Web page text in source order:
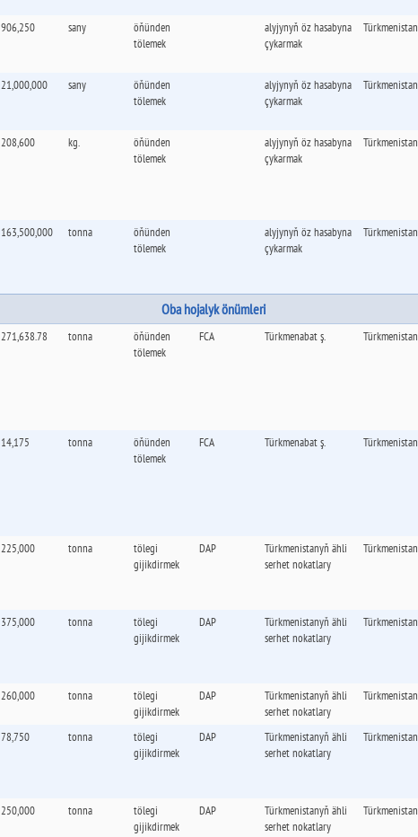
906,250 sany
öňünden
tölemek
alyjynyň öz hasabyna
çykarmak
Türkmenistan
21,000,000 sany
öňünden
tölemek
alyjynyň öz hasabyna
çykarmak
Türkmenistan
208,600 kg.
öňünden
tölemek
alyjynyň öz hasabyna
çykarmak
Türkmenistan
163,500,000 tonna
öňünden
tölemek
alyjynyň öz hasabyna
çykarmak
Türkmenistan
Oba hojalyk önümleri
271,638.78 tonna
öňünden
tölemek
FCA Türkmenabat ş. Türkmenistan
14,175 tonna
öňünden
tölemek
FCA Türkmenabat ş. Türkmenistan
225,000 tonna
tölegi
gijikdirmek
DAP
Türkmenistanyň ähli
serhet nokatlary
Türkmenistan
375,000 tonna
tölegi
gijikdirmek
DAP
Türkmenistanyň ähli
serhet nokatlary
Türkmenistan
260,000 tonna
tölegi
gijikdirmek
DAP
Türkmenistanyň ähli
serhet nokatlary
Türkmenistan
78,750 tonna
tölegi
gijikdirmek
DAP
Türkmenistanyň ähli
serhet nokatlary
Türkmenistan
250,000 tonna
tölegi
gijikdirmek
DAP
Türkmenistanyň ähli
serhet nokatlary
Türkmenistan